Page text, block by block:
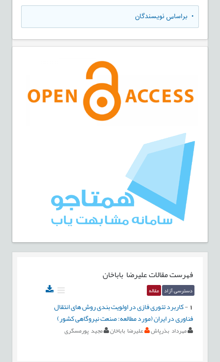
• براساس نویسندگان
فهرست مقالاتعلیرضا باباخان
دسترسی آزاد مقاله
-کاربرد تئوری فازی در اولویت بندی روش های انتقال
فناوری در ایران (مورد مطالعه: صنعت نیروگاهی کشور)
مهرداد بذرپاش علیرضا باباخان مجید پورمسگری